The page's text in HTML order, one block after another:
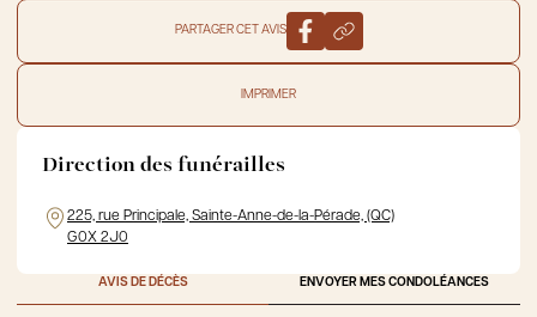
PARTAGER CET AVIS
IMPRIMER
Direction des funérailles
225, rue Principale, Sainte-Anne-de-la-Pérade, (QC)
G0X 2J0
AVIS DE DÉCÈS ENVOYER MES CONDOLÉANCES